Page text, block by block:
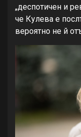
„деспотичен и
че Кулева е
вероятно не й